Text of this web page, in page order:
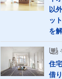
以
ッ
を
住
借